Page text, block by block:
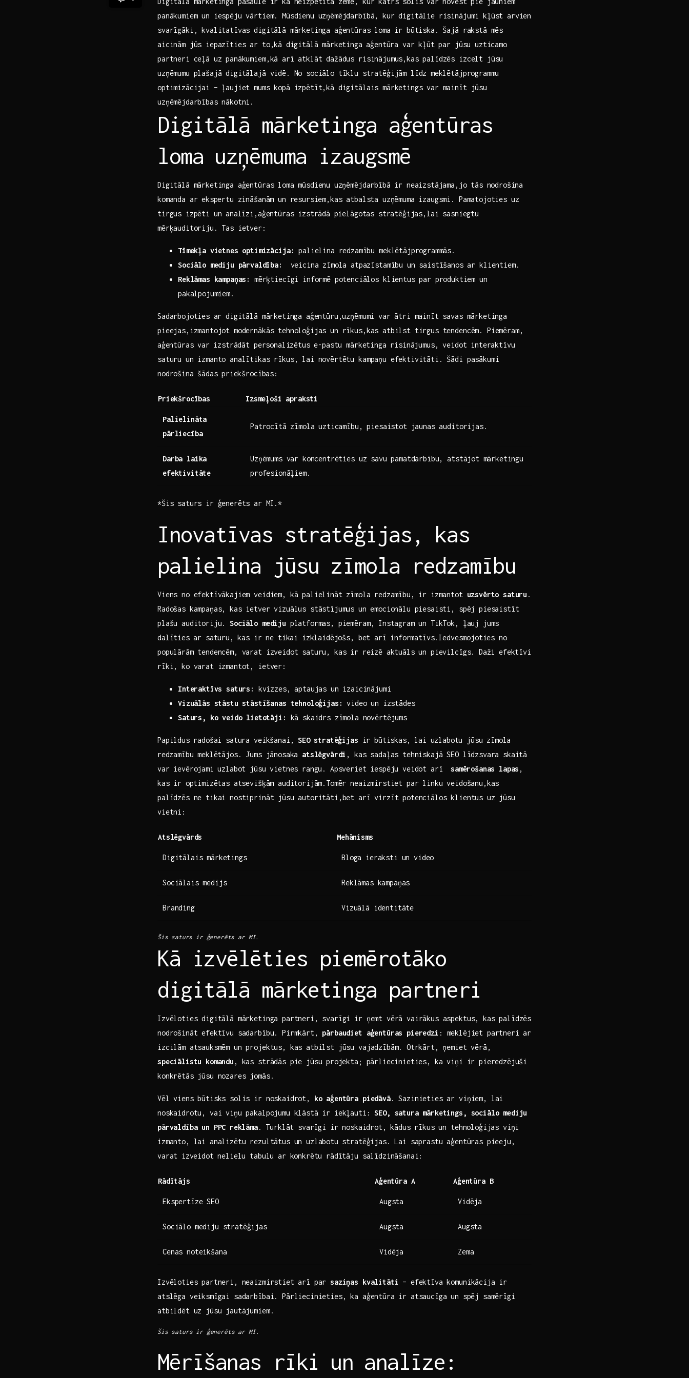
panākumiem un iespēju vārtiem. Mūsdienu uzņēmējdarbībā,‍ kur digitālie risinājumi ‌kļūst arvien
svarīgāki, kvalitatīvas digitālā mārketinga ‍aģentūras loma⁤ ir būtiska. Šajā rakstā mēs ​
aicinām jūs iepazīties ar to,kā⁢ digitālā ‍mārketinga⁢ aģentūra var kļūt par jūsu uzticamo
partneri‌ ceļā uz panākumiem,kā arī ​atklāt dažādus ‍risinājumus,kas palīdzēs izcelt ‌jūsu
uzņēmumu plašajā digitālajā vidē. No sociālo tīklu stratēģijām līdz⁢ meklētājprogrammu
optimizācijai – ļaujiet‍ mums‌ kopā izpētīt,kā‌ digitālais mārketings var mainīt jūsu
uzņēmējdarbības nākotni.
Digitālā mārketinga aģentūras
loma ⁢uzņēmuma izaugsmē
Digitālā mārketinga aģentūras loma mūsdienu ⁢uzņēmējdarbībā ‍ir neaizstājama,jo⁣ tās​ nodrošina
komanda​ ar ⁢ekspertu zināšanām un resursiem,kas atbalsta uzņēmuma izaugsmi. Pamatojoties uz
tirgus izpēti un ⁣analīzi,aģentūras izstrādā ⁣pielāgotas stratēģijas,lai sasniegtu‌
mērķauditoriju. Tas ietver:
Tīmekļa vietnes‌ optimizācija: palielina redzamību meklētājprogrammās.
Sociālo mediju pārvaldība:
‍ veicina‌ zīmola atpazīstamību un saistīšanos‌ ar klientiem.
Reklāmas kampaņas:
mērķtiecīgi informē ​potenciālos klientus ‍par produktiem un
pakalpojumiem.
Sadarbojoties⁣ ar digitālā mārketinga aģentūru,uzņēmumi var ātri mainīt savas mārketinga
pieejas,izmantojot modernākās tehnoloģijas un rīkus,kas atbilst tirgus tendencēm.​ Piemēram,
⁣aģentūras var⁢ izstrādāt personalizētus e-pastu mārketinga risinājumus, veidot interaktīvu
‍saturu un‌ izmanto analītikas‍ rīkus, lai novērtētu kampaņu efektivitāti. Šādi pasākumi
nodrošina⁤ šādas⁢ priekšrocības:
Priekšrocības Izsmeļoši apraksti
Palielināta
pārliecība
Patrocītā zīmola uzticamību, piesaistot jaunas auditorijas.
Darba laika
efektivitāte
Uzņēmums var koncentrēties uz savu​ pamatdarbību, atstājot ⁣mārketingu
profesionāļiem.
*Šis saturs ir‍ ģenerēts​ ar MI.*
Inovatīvas stratēģijas, kas
palielina jūsu zīmola redzamību
Viens ‌no efektīvākajiem veidiem, kā ​palielināt ⁢zīmola ‍redzamību, ir izmantot uzsvērto saturu .
Radošas kampaņas, kas ietver vizuālus‍ stāstījumus ⁤un emocionālu piesaisti, spēj piesaistīt⁢
plašu auditoriju.Sociālo ‍mediju platformas, piemēram, ⁢Instagram un TikTok, ļauj‍ jums
dalīties ⁤ar‍ saturu,⁤ kas ir ne tikai izklaidējošs, bet ‍arī ⁣informatīvs.Iedvesmojoties‍ no
populārām tendencēm, varat izveidot​ saturu, kas ‌ir⁤ reizē aktuāls un pievilcīgs. ⁣Daži efektīvi
rīki, ko​ varat izmantot, ietver:
Interaktīvs saturs:
kvizzes, aptaujas un‍ izaicinājumi
Vizuālās stāstu stāstīšanas tehnoloģijas: video⁣ un izstādes
Saturs, ko veido lietotāji:
kā skaidrs zīmola novērtējums
Papildus⁢ radošai satura veikšanai,SEO ⁢stratēģijas ​ir būtiskas, ⁢lai⁢ uzlabotu jūsu zīmola
⁢redzamību meklētājos. Jums jānosaka atslēgvārdi ,​ kas​ sadaļas tehniskajā SEO līdzsvara skaitā
var ievērojami⁣ uzlabot jūsu vietnes rangu. Apsveriet iespēju veidot arī ⁢ samērošanas lapas ,
kas ir ⁣optimizētas atsevišķām auditorijām.Tomēr neaizmirstiet ‍par linku veidošanu,kas​
palīdzēs ne tikai nostiprināt ‍jūsu autoritāti,bet arī virzīt‍ potenciālos klientus uz jūsu
vietni:
Atslēgvārds Mehānisms
Digitālais mārketings Bloga ieraksti un video
Sociālais medijs Reklāmas kampaņas
Branding Vizuālā identitāte
Šis ⁤saturs ir ģenerēts ar MI.
Kā izvēlēties piemērotāko‌
digitālā mārketinga partneri
Izvēloties digitālā mārketinga‌ partneri, svarīgi ir ņemt vērā vairākus aspektus, kas palīdzēs
nodrošināt efektīvu ​sadarbību. Pirmkārt, pārbaudiet aģentūras pieredzi : meklējiet partneri ar
izcilām atsauksmēm un projektus, kas atbilst jūsu vajadzībām.⁢ Otrkārt, ņemiet vērā,
speciālistu komandu , kas ‌strādās pie jūsu ⁢projekta; pārliecinieties, ka viņi ir pieredzējuši‌
konkrētās jūsu nozares jomās.
Vēl viens būtisks ​solis ir noskaidrot, ko aģentūra ‌piedāvā. Sazinieties ar viņiem,‌ lai
‌noskaidrotu, vai viņu pakalpojumu klāstā ir iekļauti:SEO, satura mārketings, sociālo mediju
pārvaldība‍ un PPC⁢ reklāma.⁤ Turklāt svarīgi ir noskaidrot, kādus rīkus un‍ tehnoloģijas ​viņi
izmanto, lai analizētu rezultātus un uzlabotu⁣ stratēģijas. Lai saprastu aģentūras pieeju,
varat⁣ izveidot nelielu tabulu ar ‍konkrētu ‌rādītāju salīdzināšanai:
Rādītājs Aģentūra A Aģentūra B
Ekspertīze ⁣SEO Augsta Vidēja
Sociālo ‍mediju stratēģijas Augsta Augsta
Cenas noteikšana Vidēja Zema
Izvēloties partneri, neaizmirstiet arī parsaziņas kvalitāti – efektīva komunikācija ⁢ir
atslēga veiksmīgai sadarbībai. ‍Pārliecinieties, ka aģentūra ir atsaucīga un ⁢spēj samērīgi
atbildēt uz jūsu jautājumiem.
Šis saturs ir ģenerēts ar MI.
Mērīšanas rīki ⁢un⁣ analīze: